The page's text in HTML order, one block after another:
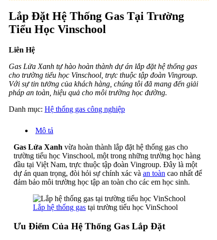
Lắp Đặt Hệ Thống Gas Tại Trường
Tiểu Học Vinschool
Liên Hệ
Gas Lửa Xanh tự hào hoàn thành dự án lắp đặt hệ thống gas
cho trường tiểu học Vinschool, trực thuộc tập đoàn Vingroup.
Với sự tin tưởng của khách hàng, chúng tôi đã mang đến giải
pháp an toàn, hiệu quả cho môi trường học đường.
Danh mục: Hệ thống gas công nghiệp
Mô tả
Gas Lửa Xanh vừa hoàn thành lắp đặt hệ thống gas cho
trường tiểu học Vinschool, một trong những trường học hàng
đầu tại Việt Nam, trực thuộc tập đoàn Vingroup. Đây là một
dự án quan trọng, đòi hỏi sự chính xác và an toàn cao nhất để
đảm bảo môi trường học tập an toàn cho các em học sinh.
Lắp hệ thống gas tại trường tiểu học VinSchool
Ưu Điểm Của Hệ Thống Gas Lắp Đặt